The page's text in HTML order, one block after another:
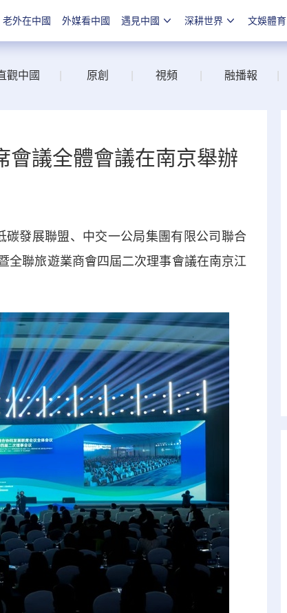
老外在中國 外媒看中國 遇見中國 深耕世界 文娛體育
觀中國 原創 視頻 融播報
會議全體會議在南京舉辦
發展聯盟、中交一公局集團有限公司聯合
全聯旅遊業商會四屆二次理事會議在南京江